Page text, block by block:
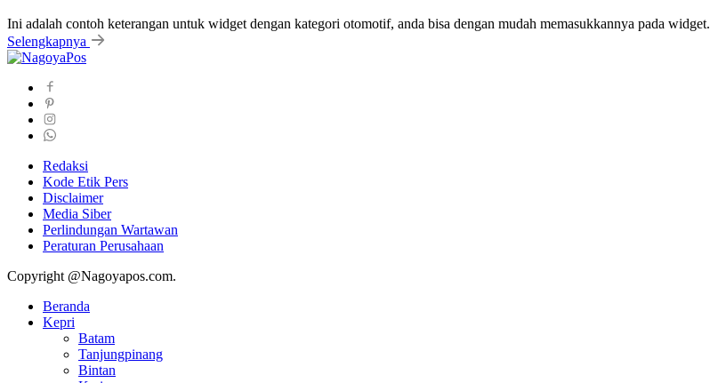
Ini adalah contoh keterangan untuk widget dengan kategori otomotif, anda bisa dengan mudah memasukkannya pada widget.
Selengkapnya
Redaksi
Kode Etik Pers
Disclaimer
Media Siber
Perlindungan Wartawan
Peraturan Perusahaan
Copyright @Nagoyapos.com.
Beranda
Kepri
Batam
Tanjungpinang
Bintan